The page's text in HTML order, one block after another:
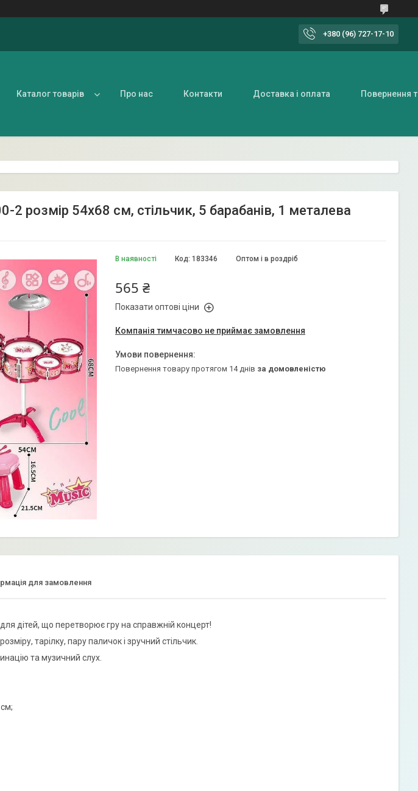
+380 (96) 727-17-10
Каталог товарів Про нас Контакти Доставка і оплата Повернення
2 розмір 54х68 см, стільчик, 5 барабанів, 1 металева
В наявності Оптом і в роздріб
Код: 183346
565 ₴
Показати оптові ціни
Компанія тимчасово не приймає замовлення
повернення товару протягом 14 днів за домовленістю
для замовлення
дітей, що перетворює гру на справжній концерт!
тарілку, пару паличок і зручний стільчик.
та музичний слух.